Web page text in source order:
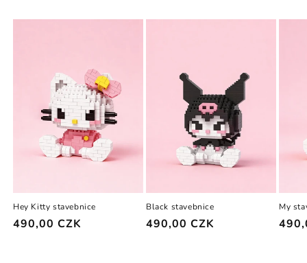
Hey Kitty stavebnice
Běžná
490,00 CZK
Black stavebnice
Běžná
490,00 CZK
My